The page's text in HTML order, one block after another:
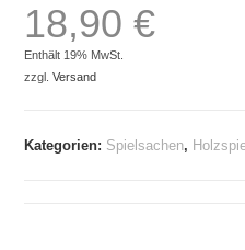
18,90€
Enthält 19% MwSt.
zzgl.Versand
Kategorien: Spielsachen,